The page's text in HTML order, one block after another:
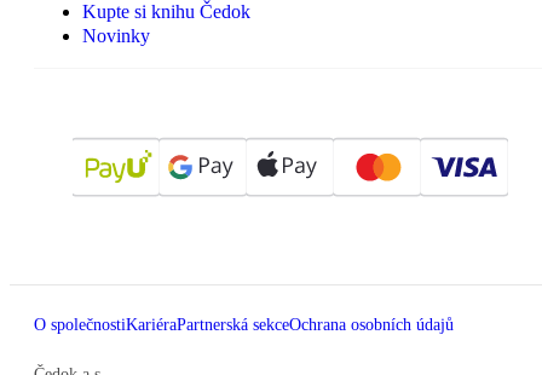
Kupte si knihu Čedok
Novinky
O společnostiKariéraPartnerská sekceOchrana osobních údajů